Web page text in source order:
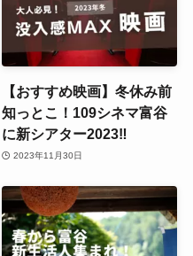
【おすすめ映画】冬休み前
知っとこ！109シネマ富谷
に新シアター2023‼
2023年11月30日